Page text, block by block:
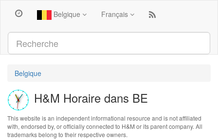
Belgique Français
Belgique
H&M Horaire dans BE
This website is an independent informational resource and is not affiliated
with, endorsed by, or officially connected to H&M or its parent company. All
trademarks belong to their respective owners.